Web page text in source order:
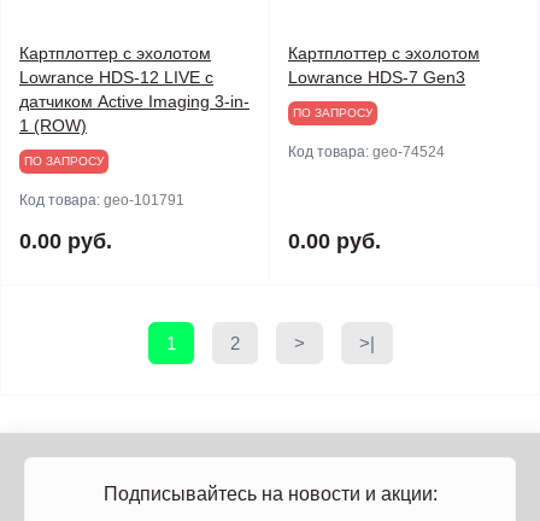
Картплоттер с эхолотом
Lowrance HDS-12 LIVE с
датчиком Active Imaging 3-in-
1 (ROW)
ПО ЗАПРОСУ
Код товара: geo-101791
0.00 руб.
Картплоттер с эхолотом
Lowrance HDS-7 Gen3
ПО ЗАПРОСУ
Код товара: geo-74524
0.00 руб.
1 2 > >|
Подписывайтесь на новости и акции: